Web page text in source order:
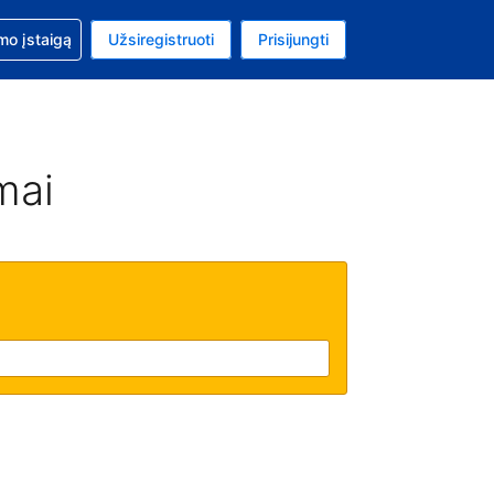
Euras
kalba: Lietuvių
įstaigą Užsiregistruoti Prisijungti